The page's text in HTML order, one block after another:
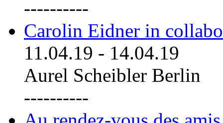
----------
Carolin Eidner in
11.04.19 - 14.04.19
Aurel Scheibler Berlin
----------